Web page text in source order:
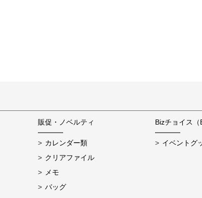
販促・ノベルティ
カレンダー類
クリアファイル
メモ
バッグ
Bizチョイス（
イベントグ